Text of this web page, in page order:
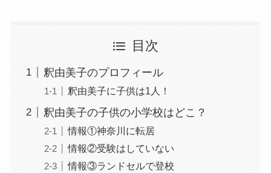
目次
釈由美子のプロフィール
釈由美子に子供は1人！
釈由美子の子供の小学校はどこ？
情報①神奈川に転居
情報②受験はしていない
情報③ランドセルで登校